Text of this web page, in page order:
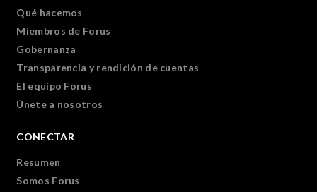
Qué hacemos
Miembros de Forus
Gobernanza
Transparencia y rendición de cuentas
El equipo Forus
Únete a nosotros
CONECTAR
Resumen
Somos Forus